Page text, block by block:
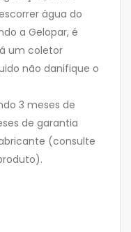
água do
a Gelopar, é
um coletor
não danifique o
3 meses de
de garantia
(consulte